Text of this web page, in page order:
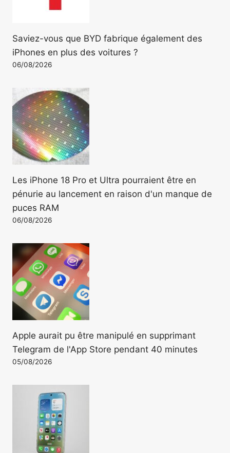
Saviez-vous que BYD fabrique également des
iPhones en plus des voitures ?
06/08/2026
Les iPhone 18 Pro et Ultra pourraient être en
pénurie au lancement en raison d'un manque de
puces RAM
06/08/2026
Apple aurait pu être manipulé en supprimant
Telegram de l'App Store pendant 40 minutes
05/08/2026